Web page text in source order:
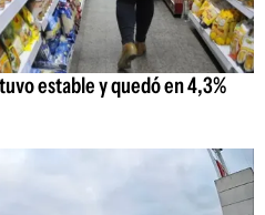
estable y quedó en 4,3%